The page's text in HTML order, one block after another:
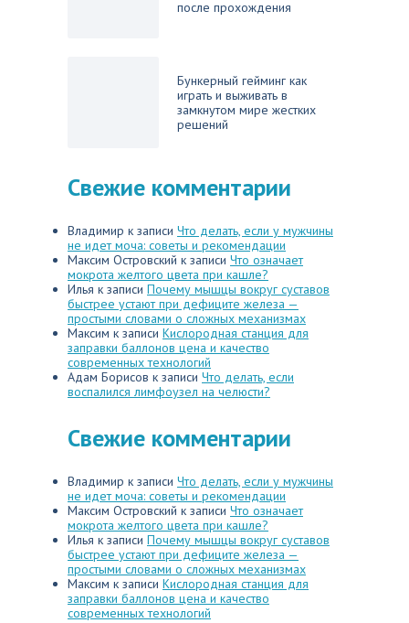
после прохождения
Бункерный гейминг как
играть и выживать в
замкнутом мире жестких
решений
Свежие комментарии
Владимир к записи Что делать, если у мужчины
не идет моча: советы и рекомендации
Максим Островский к записи Что означает
мокрота желтого цвета при кашле?
Илья к записи Почему мышцы вокруг суставов
быстрее устают при дефиците железа —
простыми словами о сложных механизмах
Максим к записи Кислородная станция для
заправки баллонов цена и качество
современных технологий
Адам Борисов к записи Что делать, если
воспалился лимфоузел на челюсти?
Свежие комментарии
Владимир к записи Что делать, если у мужчины
не идет моча: советы и рекомендации
Максим Островский к записи Что означает
мокрота желтого цвета при кашле?
Илья к записи Почему мышцы вокруг суставов
быстрее устают при дефиците железа —
простыми словами о сложных механизмах
Максим к записи Кислородная станция для
заправки баллонов цена и качество
современных технологий